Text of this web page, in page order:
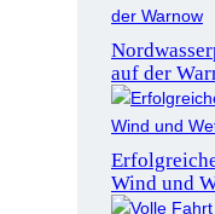
auf der
Wind und